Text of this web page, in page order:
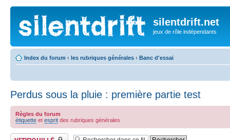
silentdrift.net
jeux de rôle indépendants
Index du forum ‹ les rubriques générales ‹ Banc d'essai
Perdus sous la pluie : première partie test
Règles du forum
étiquette et esprit des rubriques générales
Fil verrouillé